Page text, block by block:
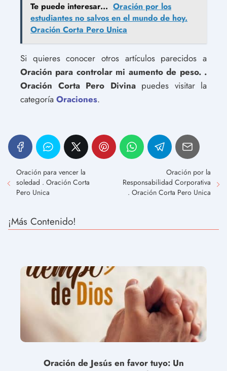
Te puede interesar... Oración por los
estudiantes no salvos en el mundo de hoy.
Oración Corta Pero Unica
Si quieres conocer otros artículos parecidos a
Oración para controlar mi aumento de peso. .
Oración Corta Pero Divinapuedes visitar la
categoría Oraciones.
Oración para vencer la
soledad . Oración Corta
Pero Unica
Oración por la
Responsabilidad Corporativa
. Oración Corta Pero Unica
¡Más Contenido!
Oración de Jesús en favor tuyo: Un